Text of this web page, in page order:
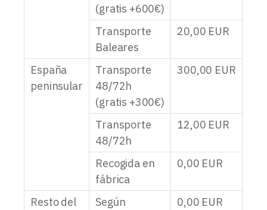
(gratis +600€)
Transporte
Baleares
20,00 EUR
España
peninsular
Transporte
48/72h
(gratis +300€)
300,00 EUR
Transporte
48/72h
12,00 EUR
Recogida en
fábrica
0,00 EUR
Resto del
Según
0,00 EUR